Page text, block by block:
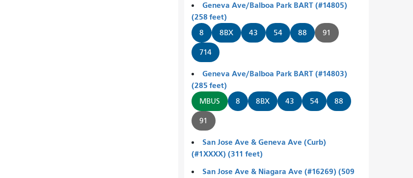
Geneva Ave/Balboa Park BART (#14805)
(258 feet)
8 8BX 43 54 88 91
714
Geneva Ave/Balboa Park BART (#14803)
(285 feet)
MBUS 8 8BX 43 54 88
91
San Jose Ave & Geneva Ave (Curb)
(#1XXXX) (311 feet)
San Jose Ave & Niagara Ave (#16269) (509